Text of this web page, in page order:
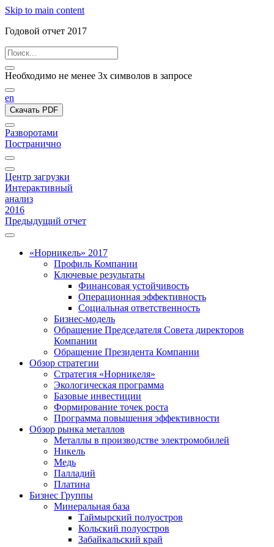
Skip to main content
Годовой отчет 2017
Необходимо не менее 3х символов в запросе
en
Скачать PDF
Разворотами
Постранично
Центр загрузки
Интерактивный
анализ
2016
Предыдущий отчет
«Норникель» 2017
Профиль Компании
Ключевые результаты
Финансовая устойчивость
Операционная эффективность
Социальная ответственность
Бизнес-модель
Обращение Председателя Совета директоров
Компании
Обращение Президента Компании
Обзор стратегии
Стратегия «Норникеля»
Экологическая программа
Базовые инвестиции
Формирование точек роста
Программа повышения эффективности
Обзор рынка металлов
Металлы в производстве электромобилей
Никель
Медь
Палладий
Платина
Бизнес Группы
Минеральная база
Таймырский полуостров
Кольский полуостров
Забайкальский край